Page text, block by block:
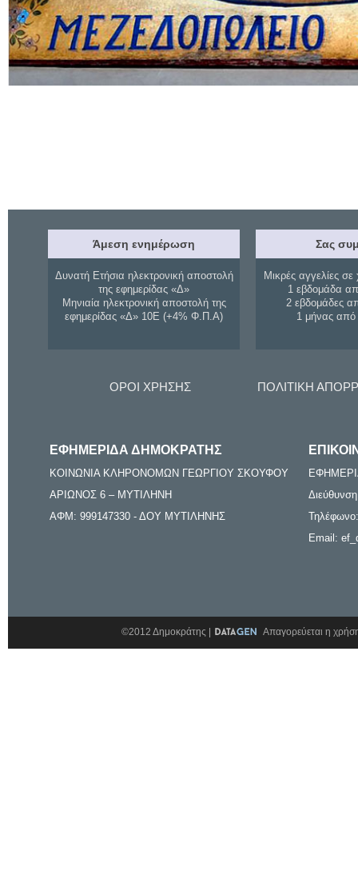
Άμεση ενημέρωση
Δυνατή Ετήσια ηλεκτρονική αποστολή
της εφημερίδας «Δ»
Μηνιαία ηλεκτρονική αποστολή της
εφημερίδας «Δ» 10Ε (+4% Φ.Π.Α)
Σας
Μικρές αγγελίες σε
1 εβδομάδα
2 εβδομάδες
1 μήνας
ΟΡΟΙ ΧΡΗΣΗΣ ΠΟΛΙΤΙΚΗ
ΕΦΗΜΕΡΙΔΑ ΔΗΜΟΚΡΑΤΗΣ
ΚΟΙΝΩΝΙΑ ΚΛΗΡΟΝΟΜΩΝ ΓΕΩΡΓΙΟΥ ΣΚΟΥΦΟΥ
ΑΡΙΩΝΟΣ 6 – ΜΥΤΙΛΗΝΗ
ΑΦΜ: 999147330 - ΔΟΥ ΜΥΤΙΛΗΝΗΣ
Email:
©2012 Δημοκράτης | Απαγορεύεται η